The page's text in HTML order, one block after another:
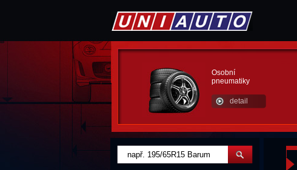
Osobní
pneumatiky
detail